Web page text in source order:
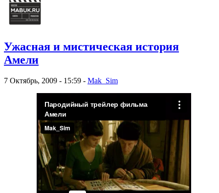
Ужасная и мистическая история
Амели
7 Октябрь, 2009 - 15:59 - Mak_Sim